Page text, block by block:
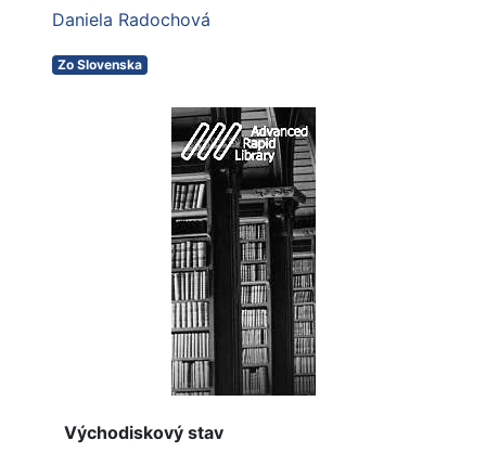
Daniela Radochová
Zo Slovenska
Východiskový stav